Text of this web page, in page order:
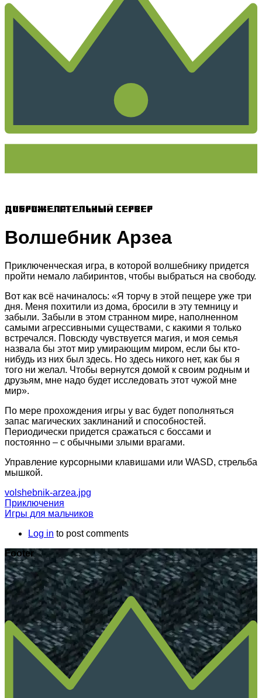
Доброжелательный сервер
Волшебник Арзеа
Приключенческая игра, в которой волшебнику придется
пройти немало лабиринтов, чтобы выбраться на свободу.
Вот как всё начиналось: «Я торчу в этой пещере уже три
дня. Меня похитили из дома, бросили в эту темницу и
забыли. Забыли в этом странном мире, наполненном
самыми агрессивными существами, с какими я только
встречался. Повсюду чувствуется магия, и моя семья
назвала бы этот мир умирающим миром, если бы кто-
нибудь из них был здесь. Но здесь никого нет, как бы я
того ни желал. Чтобы вернутся домой к своим родным и
друзьям, мне надо будет исследовать этот чужой мне
мир».
По мере прохождения игры у вас будет пополняться
запас магических заклинаний и способностей.
Периодически придется сражаться с боссами и
постоянно – с обычными злыми врагами.
Управление курсорными клавишами или WASD, стрельба
мышкой.
volshebnik-arzea.jpg
Приключения
Игры для мальчиков
Log in to post comments
Footer